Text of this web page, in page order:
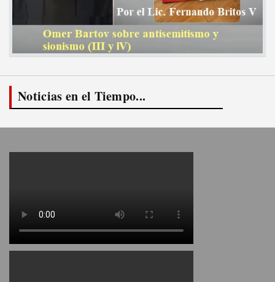
Noticias en el Tiempo...